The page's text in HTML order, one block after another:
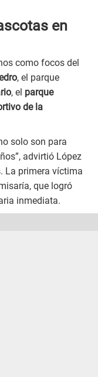
en
como focos del
, el parque
, el parque
de la
solo son para
advirtió López
La primera víctima
que logró
inmediata.